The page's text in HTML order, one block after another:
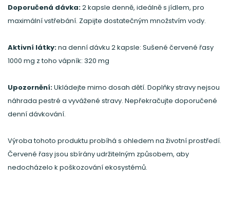
Doporučená dávka:2 kapsle denně, ideálně s jídlem, pro
maximální vstřebání. Zapijte dostatečným množstvím vody.
Aktivní látky:na denní dávku 2 kapsle: Sušené červené řasy
1000 mg z toho vápník: 320 mg
Upozornění:Ukládejte mimo dosah dětí. Doplňky stravy nejsou
náhrada pestré a vyvážené stravy. Nepřekračujte doporučené
denní dávkování.
Výroba tohoto produktu probíhá s ohledem na životní prostředí.
Červené řasy jsou sbírány udržitelným způsobem, aby
nedocházelo k poškozování ekosystémů.